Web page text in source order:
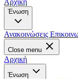
Αρχική
Ένωση
Ανακοινώσεις
Close menu
Αρχική
Ένωση